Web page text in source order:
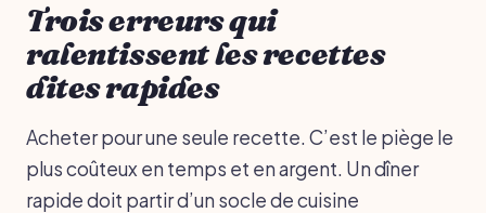
Trois erreurs qui
ralentissent les recettes
dites rapides
Acheter pour une seule recette. C’est le piège le
plus coûteux en temps et en argent. Un dîner
rapide doit partir d’un socle de cuisine